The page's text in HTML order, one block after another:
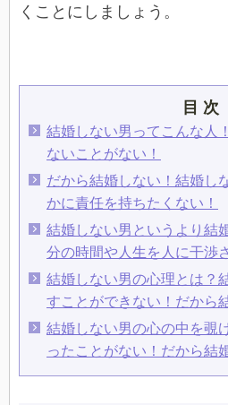
くことにしましょう。
目 次
結婚しない男ってこんな人
ないことがない！
だから結婚しない！結婚し
かに責任を持ちたくない！
結婚しない男というより結
分の時間や人生を人に干渉
結婚しない男の心理とは？
すことができない！だから
結婚しない男の心の中を覗
ったことがない！だから結